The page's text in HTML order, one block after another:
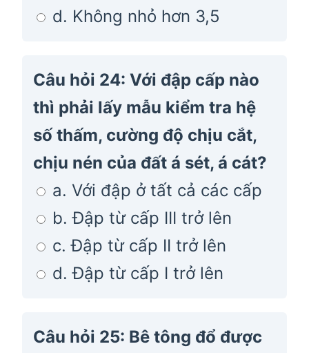
d. Không nhỏ hơn 3,5
Câu hỏi 24: Với đập cấp nào
thì phải lấy mẫu kiểm tra hệ
số thấm, cường độ chịu cắt,
chịu nén của đất á sét, á cát?
a. Với đập ở tất cả các cấp
b. Đập từ cấp III trở lên
c. Đập từ cấp II trở lên
d. Đập từ cấp I trở lên
Câu hỏi 25: Bê tông đổ được